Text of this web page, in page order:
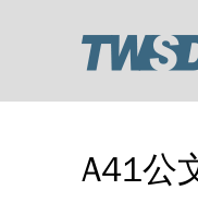
A41公